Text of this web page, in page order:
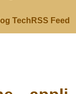
Tech RSS Feed